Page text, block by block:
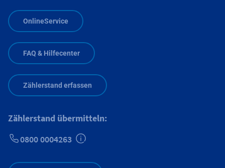
OnlineService
FAQ & Hilfecenter
Zählerstand erfassen
Zählerstand übermitteln:
0800 0004263